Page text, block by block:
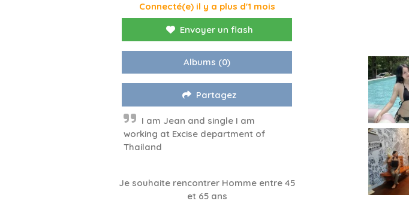
Connecté(e) il y a plus d'1 mois
Envoyer un flash
Albums (0)
Partagez
I am Jean and single I am
working at Excise department of
Thailand
Je souhaite rencontrer Homme entre 45
et 65 ans